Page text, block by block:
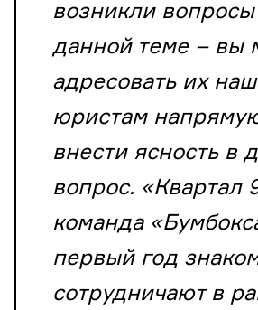
возникли
данной теме – вы
адресовать их
юристам
внести ясность в
вопрос. «Квартал
команда
первый год
сотрудничают в